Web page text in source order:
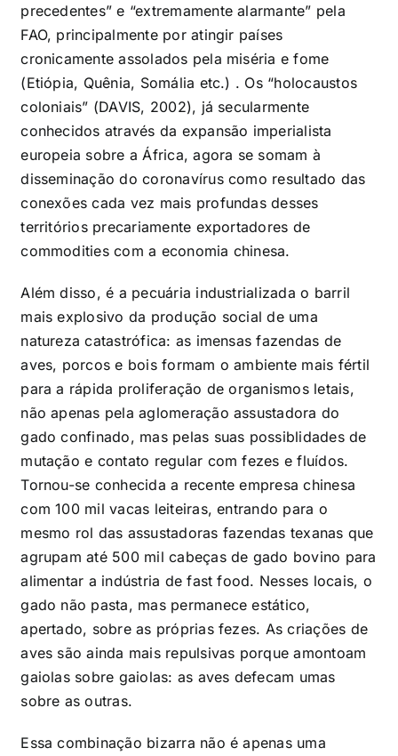
precedentes” e “extremamente alarmante” pela
FAO, principalmente por atingir países
cronicamente assolados pela miséria e fome
(Etiópia, Quênia, Somália etc.) . Os “holocaustos
coloniais” (DAVIS, 2002), já secularmente
conhecidos através da expansão imperialista
europeia sobre a África, agora se somam à
disseminação do coronavírus como resultado das
conexões cada vez mais profundas desses
territórios precariamente exportadores de
commodities com a economia chinesa.
Além disso, é a pecuária industrializada o barril
mais explosivo da produção social de uma
natureza catastrófica: as imensas fazendas de
aves, porcos e bois formam o ambiente mais fértil
para a rápida proliferação de organismos letais,
não apenas pela aglomeração assustadora do
gado confinado, mas pelas suas possiblidades de
mutação e contato regular com fezes e fluídos.
Tornou-se conhecida a recente empresa chinesa
com 100 mil vacas leiteiras, entrando para o
mesmo rol das assustadoras fazendas texanas que
agrupam até 500 mil cabeças de gado bovino para
alimentar a indústria de fast food. Nesses locais, o
gado não pasta, mas permanece estático,
apertado, sobre as próprias fezes. As criações de
aves são ainda mais repulsivas porque amontoam
gaiolas sobre gaiolas: as aves defecam umas
sobre as outras.
Essa combinação bizarra não é apenas uma